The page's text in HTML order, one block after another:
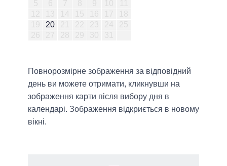
20
Повнорозмірне зображення за відповідний
день ви можете отримати, кликнувши на
зображення карти після вибору дня в
календарі. Зображення відкриється в новому
вікні.